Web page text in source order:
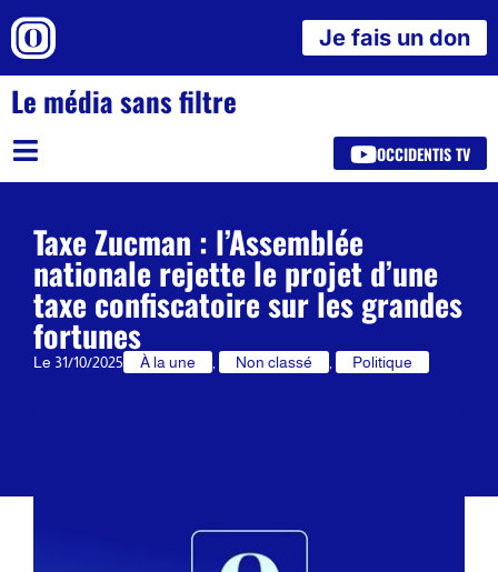
Je fais un don
Le média sans filtre
OCCIDENTIS TV
Taxe Zucman : l’Assemblée
nationale rejette le projet d’une
taxe confiscatoire sur les grandes
fortunes
Le 31/10/2025 À la une Non classé Politique